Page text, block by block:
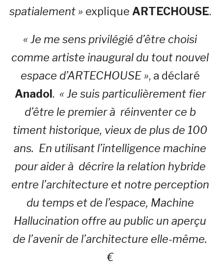
spatialement » explique ARTECHOUSE.
« Je me sens privilégié d’être choisi
comme artiste inaugural du tout nouvel
espace d’ARTECHOUSE », a déclaré
Anadol. « Je suis particulièrement fier
d’être le premier à réinventer ce b
timent historique, vieux de plus de 100
ans. En utilisant l’intelligence machine
pour aider à décrire la relation hybride
entre l’architecture et notre perception
du temps et de l’espace, Machine
Hallucination offre au public un aperçu
de l’avenir de l’architecture elle-même.
€